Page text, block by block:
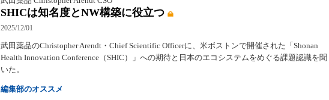
SHICは知名度とNW構築に役立つ
2025/12/01
武田薬品のChristopher Arendt・Chief Scientific Officerに、米ボストンで開催された「Shonan
Health Innovation Conference（SHIC）」への期待と日本のエコシステムをめぐる課題認識を聞
いた。
編集部のオススメ